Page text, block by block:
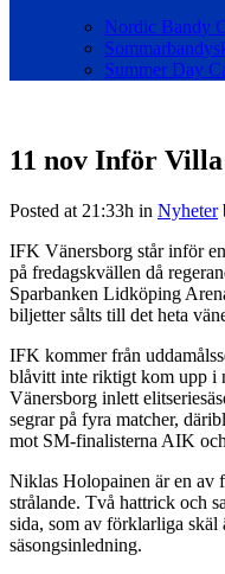
Nordic Bandy
Summer Day
11 nov Inför
Posted at 21:33h in Nyheter
IFK Vänersborg står inför
på fredagskvällen då
Sparbanken Lidköping
biljetter sålts till det heta
IFK kommer från
blåvitt inte riktigt kom upp i
Vänersborg inlett
segrar på fyra matcher,
mot SM-finalisterna AIK
Niklas Holopainen är en av
strålande. Två hattrick och
sida, som av förklarliga skäl
säsongsinledning.